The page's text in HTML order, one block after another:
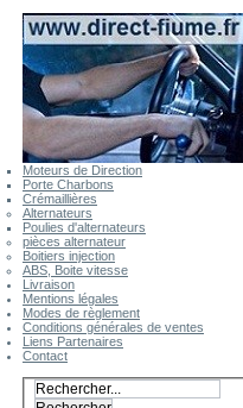
Moteurs de Direction
Porte Charbons
Crémaillières
Alternateurs
Poulies d'alternateurs
pièces alternateur
Boitiers injection
ABS, Boite vitesse
Livraison
Mentions légales
Modes de règlement
Conditions générales de ventes
Liens Partenaires
Contact